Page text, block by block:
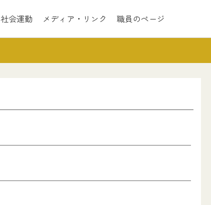
社会運動 メディア・リンク 職員のページ